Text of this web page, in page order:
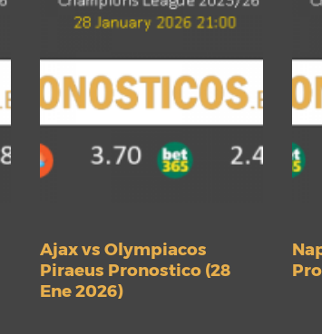
Ajax vs Olympiacos
Piraeus Pronostico (28
Ene 2026)